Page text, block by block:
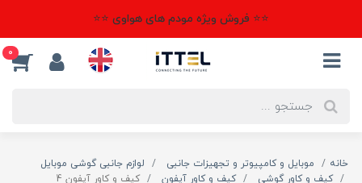
⭐⭐ فروش ویژه مودم های هواوی ⭐⭐
0
خانه موبایل و کامپیوتر و تجهیزات جانبی
لوازم جانبی گوشی موبایل
کیف و کاور گوشی
کیف و کاور آیفون کیف و کاور آیفون 4